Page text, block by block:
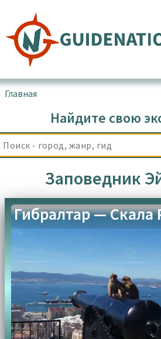
содержимому
Главная
Найдите свою
Заповедник
‌Гибралтар — Скала